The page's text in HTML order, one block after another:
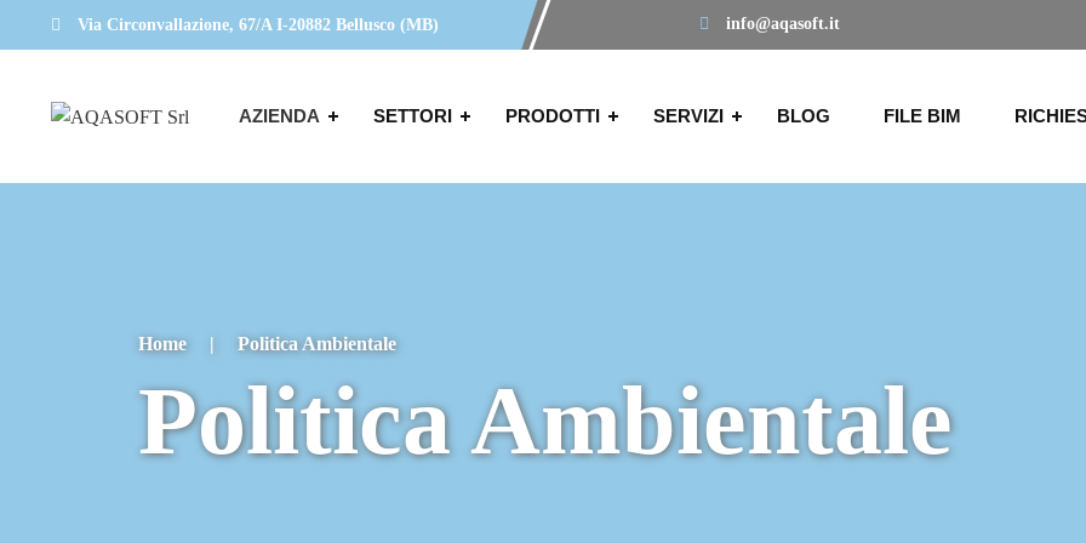
Via Circonvallazione, 67/A I-20882 Bellusco (MB) info@aqasoft.it
AZIENDA SETTORI PRODOTTI SERVIZI BLOG FILE BIM
Home | Politica Ambientale
Politica Ambientale